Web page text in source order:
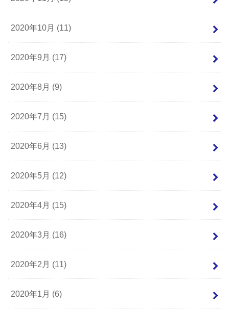
2020年10月 (11)
2020年9月 (17)
2020年8月 (9)
2020年7月 (15)
2020年6月 (13)
2020年5月 (12)
2020年4月 (15)
2020年3月 (16)
2020年2月 (11)
2020年1月 (6)